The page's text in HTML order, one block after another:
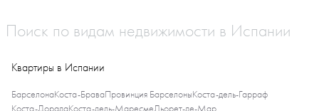
Поиск по видам недвижимости в Испании
Квартиры в Испании
БарселонаКоста-БраваПровинция БарселоныКоста-дель-Гарраф
Коста-ДорадаКоста-дель-МаресмеЛьорет-де-Мар